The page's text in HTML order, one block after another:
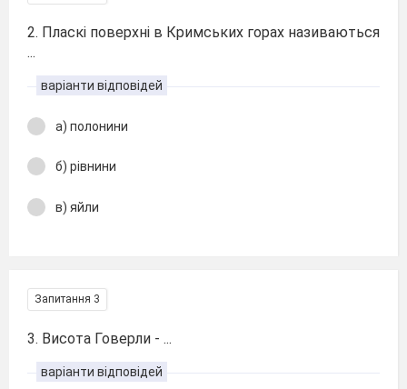
2. Пласкі поверхні в Кримських горах називаються
...
варіанти відповідей
а) полонини
б) рівнини
в) яйли
Запитання 3
3. Висота Говерли - ...
варіанти відповідей